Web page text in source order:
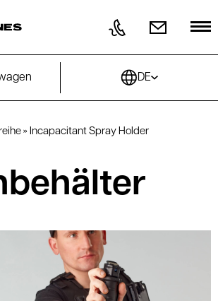
DE
» Incapacitant Spray Holder